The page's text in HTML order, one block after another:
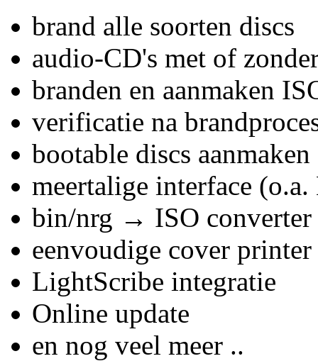
brand alle soorten discs
audio-CD's met of
branden en aanmaken
verificatie na
bootable discs aanmaken
meertalige interface (o.a.
bin/nrg → ISO converter
eenvoudige cover printer
LightScribe integratie
Online update
en nog veel meer ..